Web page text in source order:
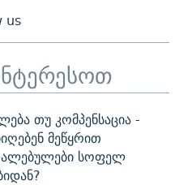
us
თუ კომპენსაცია -
მეწყრით
სოფელ